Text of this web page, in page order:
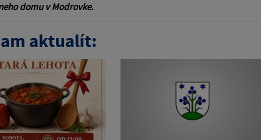
domu v Modrovke.
aktualít: